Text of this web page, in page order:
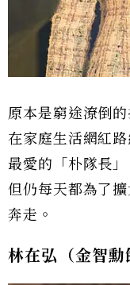
原本是窮途潦倒
在家庭生活網紅
最愛的「朴隊長
但仍每天都為了
奔走。
林在弘（金智勳